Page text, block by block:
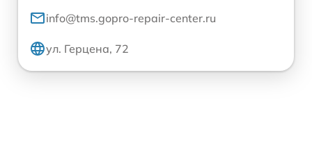
info@tms.gopro-repair-center.ru
ул. Герцена, 72